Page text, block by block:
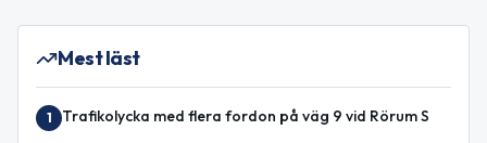
Mest läst
1 Trafikolycka med flera fordon på väg 9 vid Rörum S